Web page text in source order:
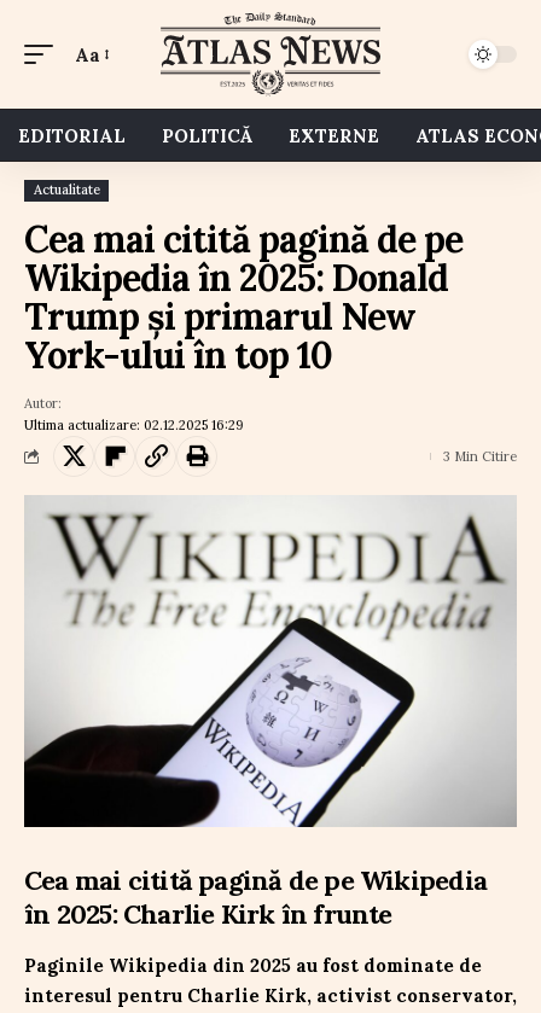
Aa
EDITORIAL POLITICĂ EXTERNE ATLAS
Actualitate
Cea mai citită pagină de pe
Wikipedia în 2025: Donald
Trump și primarul New
York-ului în top 10
Ultima actualizare: 02.12.2025 16:29
Autor:
3 Min Citire
Cea mai citită pagină de pe Wikipedia
în 2025: Charlie Kirk în frunte
Paginile Wikipedia din 2025 au fost dominate de
interesul pentru Charlie Kirk, activist conservator,